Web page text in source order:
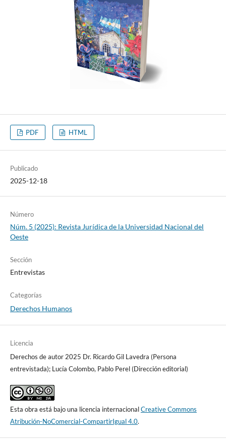
PDF HTML
Publicado
2025-12-18
Número
Núm. 5 (2025): Revista Jurídica de la Universidad Nacional del
Oeste
Sección
Entrevistas
Categorías
Derechos Humanos
Licencia
Derechos de autor 2025 Dr. Ricardo Gil Lavedra (Persona
entrevistada); Lucía Colombo, Pablo Perel (Dirección editorial)
Esta obra está bajo una licencia internacionalCreative Commons
Atribución-NoComercial-CompartirIgual 4.0.